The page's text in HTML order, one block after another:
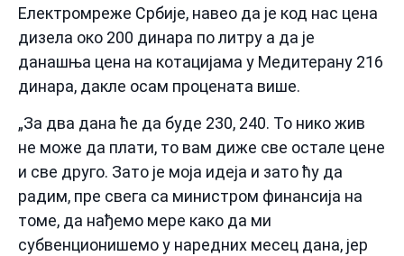
Електромреже Србије, навео да је код нас цена
дизела око 200 динара по литру а да је
данашња цена на котацијама у Медитерану 216
динара, дакле осам процената више.
„За два дана ће да буде 230, 240. То нико жив
не може да плати, то вам диже све остале цене
и све друго. Зато је моја идеја и зато ћу да
радим, пре свега са министром финансија на
томе, да нађемо мере како да ми
субвенционишемо у наредних месец дана, јер